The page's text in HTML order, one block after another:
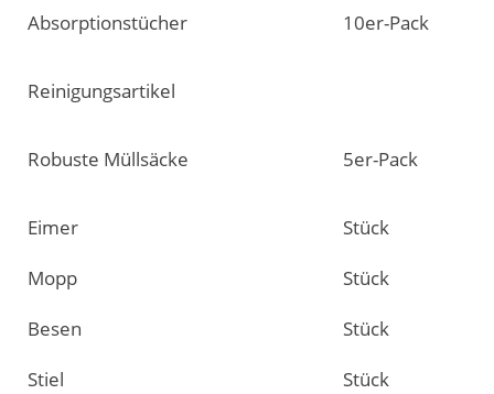
Absorptionstücher 10er-Pack
Reinigungsartikel
Robuste Müllsäcke 5er-Pack
Eimer
Stück
Mopp
Stück
Besen
Stück
Stiel
Stück